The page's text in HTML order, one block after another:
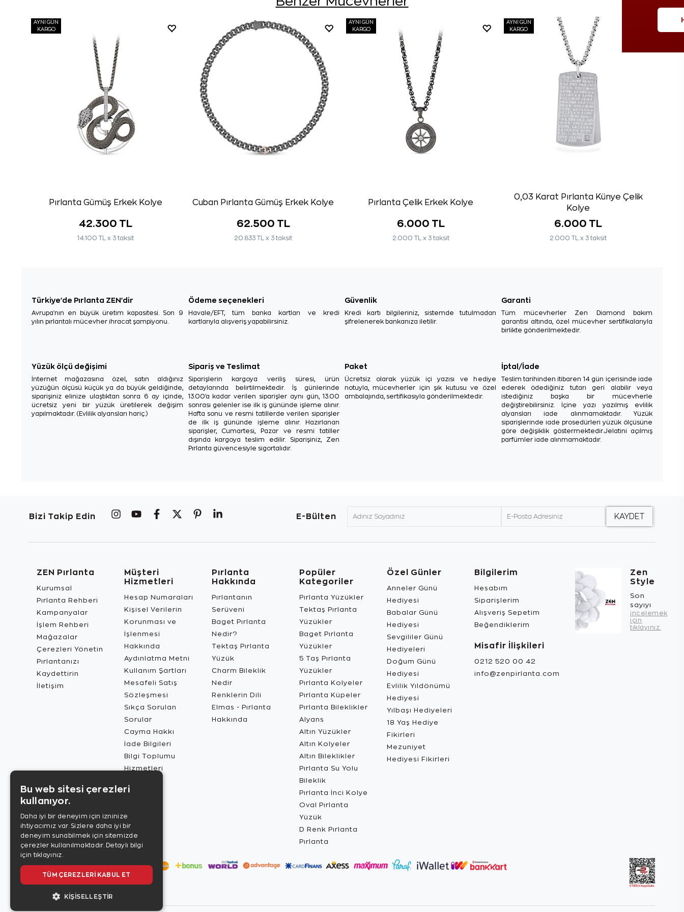
AYNI GÜN
KARGO
Pırlanta Gümüş Erkek Kolye
42.300 TL
14.100 TL x 3 taksit
Cuban Pırlanta Gümüş Erkek Kolye
62.500 TL
20.833 TL x 3 taksit
AYNI GÜN
KARGO
Pırlanta Çelik Erkek Kolye
6.000 TL
2.000 TL x 3 taksit
AYNI GÜN
KARGO
0,03 Karat Pırlanta Künye Çelik
Kolye
6.000 TL
2.000 TL x 3 taksit
Türkiye'de Pırlanta ZEN'dir
Avrupa'nın en büyük üretim kapasitesi. Son 9
yılın pırlantalı mücevher ihracat şampiyonu.
Ödeme seçenekleri
Havale/EFT, tüm banka kartları ve kredi
kartlarıyla alışveriş yapabilirsiniz.
Güvenlik
Kredi kartı bilgileriniz, sistemde tutulmadan
şifrelenerek bankanıza iletilir.
Garanti
Tüm mücevherler Zen Diamond bakım
garantisi altında, özel mücevher sertifikalarıyla
birlikte gönderilmektedir.
Yüzük ölçü değişimi
İnternet mağazasına özel, satın aldığınız
yüzüğün ölçüsü küçük ya da büyük geldiğinde,
siparişiniz elinize ulaştıktan sonra 6 ay içinde,
ücretsiz yeni bir yüzük üretilerek değişim
yapılmaktadır. (Evlilik alyansları hariç.)
Sipariş ve Teslimat
Siparişlerin kargoya veriliş süresi, ürün
detaylarında belirtilmektedir. İş günlerinde
13.00'a kadar verilen siparişler aynı gün, 13.00
sonrası gelenler ise ilk iş gününde işleme alınır.
Hafta sonu ve resmi tatillerde verilen siparişler
de ilk iş gününde işleme alınır. Hazırlanan
siparişler, Cumartesi, Pazar ve resmi tatiller
dışında kargoya teslim edilir. Siparişiniz, Zen
Pırlanta güvencesiyle sigortalıdır.
Paket
Ücretsiz olarak yüzük içi yazısı ve hediye
notuyla, mücevherler için şık kutusu ve özel
ambalajında, sertifikasıyla gönderilmektedir.
İptal/İade
Teslim tarihinden itibaren 14 gün içerisinde iade
ederek ödediğiniz tutarı geri alabilir veya
istediğiniz başka bir mücevherle
değiştirebilirsiniz. İçine yazı yazılmış evlilik
alyansları iade alınmamaktadır. Yüzük
siparişlerinde iade prosedürleri yüzük ölçüsüne
göre değişiklik göstermektedir.Jelatini açılmış
parfümler iade alınmamaktadır.
Bizi Takip Edin E-Bülten
ZEN Pırlanta
Kurumsal
Pırlanta Rehberi
Kampanyalar
İşlem Rehberi
Mağazalar
Çerezleri Yönetin
Pırlantanızı
Kaydettirin
İletişim
Müşteri
Hizmetleri
Hesap Numaraları
Kişisel Verilerin
Korunması ve
İşlenmesi
Hakkında
Aydınlatma Metni
Kullanım Şartları
Mesafeli Satış
Sözleşmesi
Sıkça Sorulan
Sorular
Cayma Hakkı
İade Bilgileri
Bilgi Toplumu
Hizmetleri
Pırlanta
Hakkında
Pırlantanın
Serüveni
Baget Pırlanta
Nedir?
Tektaş Pırlanta
Yüzük
Charm Bileklik
Nedir
Renklerin Dili
Elmas - Pırlanta
Hakkında
Popüler
Kategoriler
Pırlanta Yüzükler
Tektaş Pırlanta
Yüzükler
Baget Pırlanta
Yüzükler
5 Taş Pırlanta
Yüzükler
Pırlanta Kolyeler
Pırlanta Küpeler
Pırlanta Bileklikler
Alyans
Altın Yüzükler
Altın Kolyeler
Altın Bileklikler
Pırlanta Su Yolu
Bileklik
Pırlanta İnci Kolye
Oval Pırlanta
Yüzük
D Renk Pırlanta
Pırlanta
Özel Günler
Anneler Günü
Hediyesi
Babalar Günü
Hediyesi
Sevgililer Günü
Hediyeleri
Doğum Günü
Hediyesi
Evlilik Yıldönümü
Hediyesi
Yılbaşı Hediyeleri
18 Yaş Hediye
Fikirleri
Mezuniyet
Hediyesi Fikirleri
Bilgilerim
Hesabım
Siparişlerim
Alışveriş Sepetim
Beğendiklerim
Misafir İlişkileri
0212 520 00 42
info@zenpirlanta.com
Zen
Style
Son
sayıyı
incelemek
için
tıklayınız.
Bu web sitesi çerezleri
kullanıyor.
Daha iyi bir deneyim için izninize
ihtiyacımız var. Sizlere daha iyi bir
deneyim sunabilmek için sitemizde
çerezler kullanılmaktadır. Detaylı bilgi
için tıklayınız.
TÜM ÇEREZLERI KABUL ET
KIŞISELLEŞTIR